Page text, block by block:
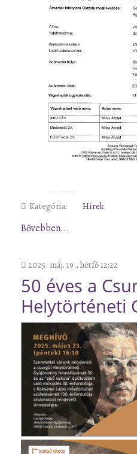
Kategória: Hírek
Bővebben...
2025. máj. 19., hétfő 12:22
50 éves a
Helytörténeti